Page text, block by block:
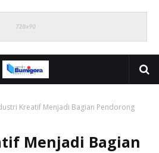
Kreatif Menjadi Bagian Pendorong
Menjadi Bagian